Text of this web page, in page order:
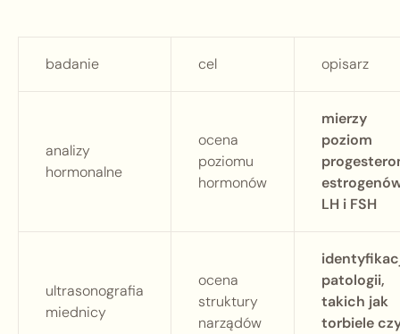
badanie cel opisarz
analizy
hormonalne
ocena
poziomu
hormonów
mierzy
poziom
LH i FSH
ultrasonografia
miednicy
ocena
struktury
narządów
patologii,
takich jak
torbiele